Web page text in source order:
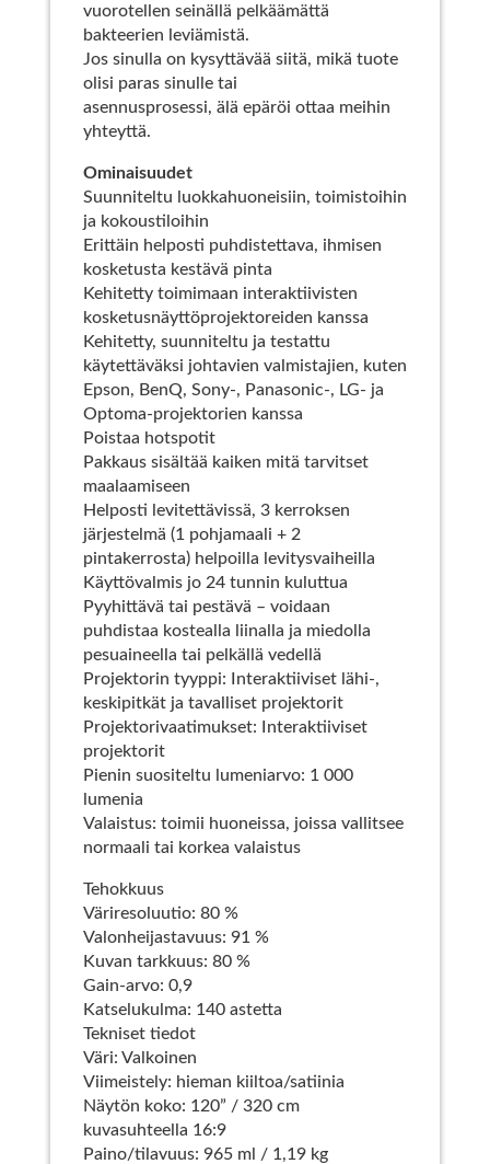
vuorotellen seinällä pelkäämättä
bakteerien leviämistä.
Jos sinulla on kysyttävää siitä, mikä tuote
olisi paras sinulle tai
asennusprosessi, älä epäröi ottaa meihin
yhteyttä.
Ominaisuudet
Suunniteltu luokkahuoneisiin, toimistoihin
ja kokoustiloihin
Erittäin helposti puhdistettava, ihmisen
kosketusta kestävä pinta
Kehitetty toimimaan interaktiivisten
kosketusnäyttöprojektoreiden kanssa
Kehitetty, suunniteltu ja testattu
käytettäväksi johtavien valmistajien, kuten
Epson, BenQ, Sony-, Panasonic-, LG- ja
Optoma-projektorien kanssa
Poistaa hotspotit
Pakkaus sisältää kaiken mitä tarvitset
maalaamiseen
Helposti levitettävissä, 3 kerroksen
järjestelmä (1 pohjamaali + 2
pintakerrosta) helpoilla levitysvaiheilla
Käyttövalmis jo 24 tunnin kuluttua
Pyyhittävä tai pestävä – voidaan
puhdistaa kostealla liinalla ja miedolla
pesuaineella tai pelkällä vedellä
Projektorin tyyppi: Interaktiiviset lähi-,
keskipitkät ja tavalliset projektorit
Projektorivaatimukset: Interaktiiviset
projektorit
Pienin suositeltu lumeniarvo: 1 000
lumenia
Valaistus: toimii huoneissa, joissa vallitsee
normaali tai korkea valaistus
Tehokkuus
Väriresoluutio: 80 %
Valonheijastavuus: 91 %
Kuvan tarkkuus: 80 %
Gain-arvo: 0,9
Katselukulma: 140 astetta
Tekniset tiedot
Väri: Valkoinen
Viimeistely: hieman kiiltoa/satiinia
Näytön koko: 120” / 320 cm
kuvasuhteella 16:9
Paino/tilavuus: 965 ml / 1,19 kg